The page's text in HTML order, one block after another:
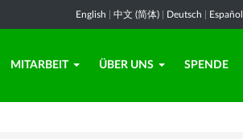
English 中文 (简体) Deutsch Español
MITARBEIT ÜBER UNS SPENDE